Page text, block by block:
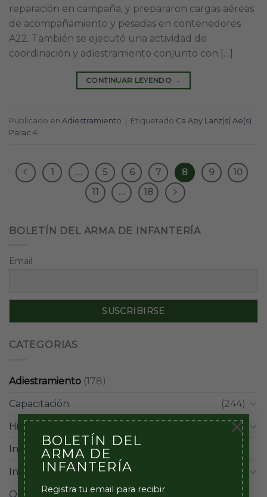
BOLETÍN DEL
ARMA DE
INFANTERÍA
Registra tu email para recibir
×
reparación en campaña, y prepararon cargas aéreas
de acompañamiento y pesadas en contenedores
A22. También se ejecutó una actividad de
coordinación y adiestramiento conjunto con […]
CONTINUAR LEYENDO →
Publicado en Adiestramiento Etiquetado Ca Apy Lanz(s) Ae(s)
Parac 4
1 … 5 6 7 8 9
10
11
… 18
BOLETÍN DEL ARMA DE INFANTERÍA
Email
CATEGORIAS
Adiestramiento (178)
Capacitación
(244)
Historia
(101)
Infantes(59)
Institucional
(228)
Operacional(98)